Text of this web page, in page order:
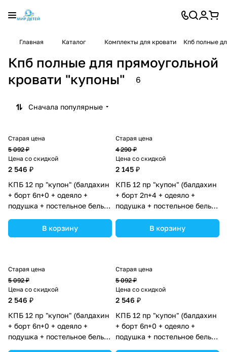
Главная Каталог Комплекты для кровати Кпб полные
Кпб полные для прямоугольной
кровати "купоны"
6
Сначала популярные
Старая цена
5 092 ₽
Цена со скидкой
2 546 ₽
КПБ 12 пр "купон" (балдахин
+ борт 6п+0 + одеяло +
подушка + постельное белье
(№К209_02) цвета в
ассортименте.
В корзину
Старая цена
4 290 ₽
Цена со скидкой
2 145 ₽
КПБ 12 пр "купон" (балдахин
+ борт 2п+4 + одеяло +
подушка + постельное белье
(№К209_2а4) цвета в
ассортименте.
В корзину
Старая цена
5 092 ₽
Цена со скидкой
2 546 ₽
КПБ 12 пр "купон" (балдахин
+ борт 6п+0 + одеяло +
подушка + постельное белье
Старая цена
5 092 ₽
Цена со скидкой
2 546 ₽
КПБ 12 пр "купон" (балдахин
+ борт 6п+0 + одеяло +
подушка + постельное белье